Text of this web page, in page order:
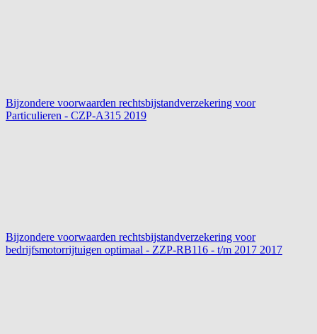
Bijzondere voorwaarden rechtsbijstandverzekering voor
Particulieren - CZP-A315 2019
Bijzondere voorwaarden rechtsbijstandverzekering voor
bedrijfsmotorrijtuigen optimaal - ZZP-RB116 - t/m 2017 2017